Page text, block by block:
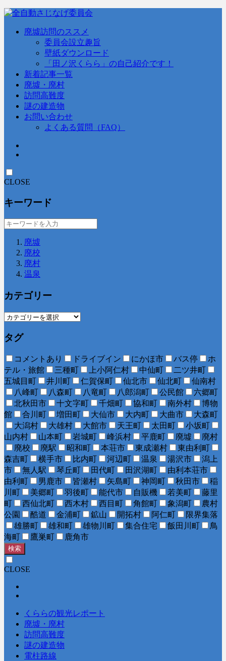
廃墟訪問のススメ
委員会設立趣旨
壁紙ダウンロード
「田ノ沢くらら」の自己紹介です！
新着記事一覧
廃墟・廃村
訪問高難度
謎の建造物
お問い合わせ
よくある質問（FAQ）
CLOSE
キーワード
廃墟
廃校
廃村
温泉
カテゴリー
タグ
コメントあり ドライブイン にかほ市 バス停
ホ
テル・旅館
三種町 上小阿仁村 中仙町
二ツ井町
五城目町
井川町 仁賀保町 仙北市 仙北町
仙南村
八峰町
八森町 八竜町 八郎潟町 公民館
六郷町
北秋田市
十文字町 千畑町 協和町 南外村
博物
館
合川町 増田町 大仙市 大内町 大曲市
大森町
大潟村
大雄村 大館市 天王町 太田町
小坂町
山内村
山本町 岩城町 峰浜村 平鹿町 廃墟
廃村
廃校
廃駅 昭和町 本荘市 東成瀬村
東由利町
森吉町
横手市 比内町 河辺町 温泉 湯沢市
潟上
市
無人駅 琴丘町 田代町 田沢湖町
由利本荘市
由利町
男鹿市 皆瀬村 矢島町 神岡町 秋田市
稲
川町
美郷町 羽後町 能代市 自販機 若美町
藤里
町
西仙北町 西木村 西目町 角館町 象潟町
農村
公園
酷道 金浦町 鉱山 開拓村 阿仁町
限界集落
雄勝町
雄和町 雄物川町 集合住宅 飯田川町
鳥
海町
鷹巣町 鹿角市
検索
CLOSE
くららの観光レポート
廃墟・廃村
訪問高難度
謎の建造物
電柱路線